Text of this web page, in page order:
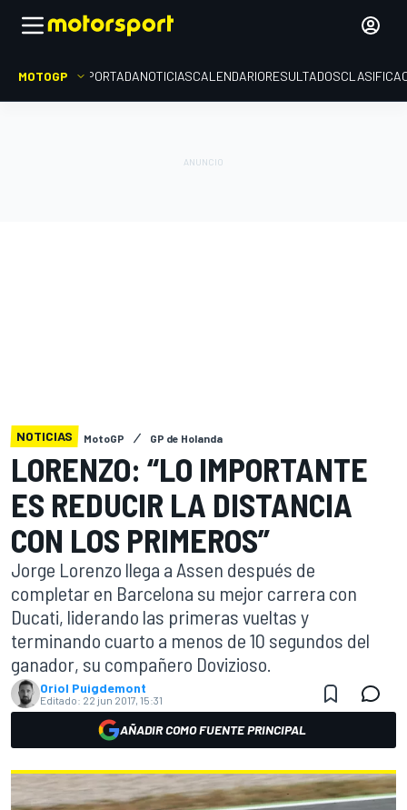
MOTOGP PORTADANOTICIASCALENDARIORESULTADOS
NOTICIAS MotoGP GP de Holanda
LORENZO: “LO IMPORTANTE
ES REDUCIR LA DISTANCIA
CON LOS PRIMEROS”
Jorge Lorenzo llega a Assen después de
completar en Barcelona su mejor carrera con
Ducati, liderando las primeras vueltas y
terminando cuarto a menos de 10 segundos del
ganador, su compañero Dovizioso.
Oriol Puigdemont
Editado: 22 jun 2017, 15:31
AÑADIR COMO FUENTE PRINCIPAL